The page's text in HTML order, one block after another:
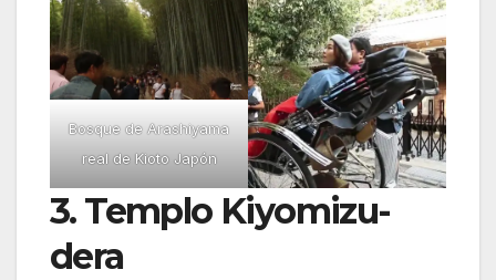
Bosque de Arashiyama
real de Kioto Japón
3. Templo Kiyomizu-
dera